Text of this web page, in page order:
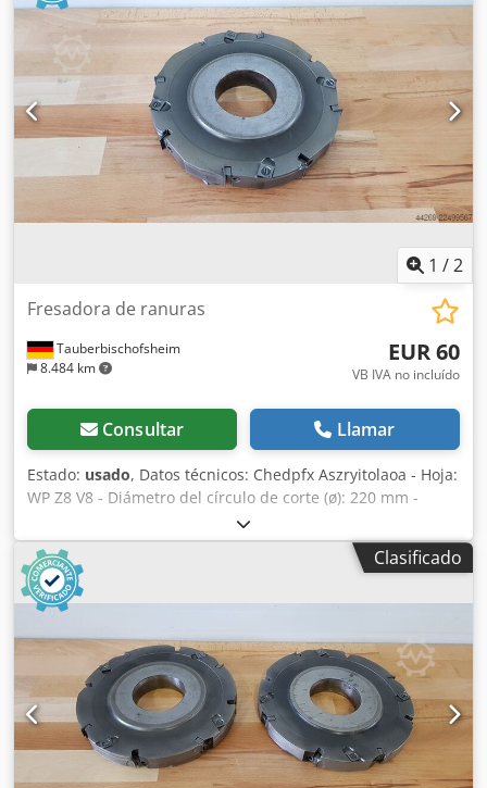
1 /2
Tauberbischofsheim
8.484 km
Fresadora de ranuras
EUR 60
VB IVA no incluído
Consultar Llamar
Estado: usado, Datos técnicos: Chedpfx Aszryitolaoa - Hoja:
WP Z8 V8 - Diámetro del círculo de corte (ø): 220 mm -
Orificio: 70 mm - Longitud: 28 mm - Material: Acero
Clasificado